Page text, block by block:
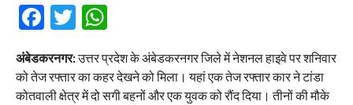
Facebook
Twitter
WhatsApp
अंबेडकरनगर:उत्तर प्रदेश के अंबेडकरनगर जिले में नेशनल हाइवे पर शनिवार
को तेज रफ्तार का कहर देखने को मिला। यहां एक तेज रफ्तार कार ने टांडा
कोतवाली क्षेत्र में दो सगी बहनों और एक युवक को रौंद दिया। तीनों की मौके